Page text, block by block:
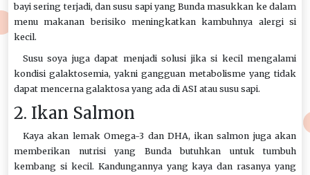
bayi sering terjadi, dan susu sapi yang Bunda masukkan ke dalam
menu makanan berisiko meningkatkan kambuhnya alergi si
kecil.
Susu soya juga dapat menjadi solusi jika si kecil mengalami
kondisi galaktosemia, yakni gangguan metabolisme yang tidak
dapat mencerna galaktosa yang ada di ASI atau susu sapi.
2. Ikan Salmon
Kaya akan lemak Omega-3 dan DHA, ikan salmon juga akan
memberikan nutrisi yang Bunda butuhkan untuk tumbuh
kembang si kecil. Kandungannya yang kaya dan rasanya yang